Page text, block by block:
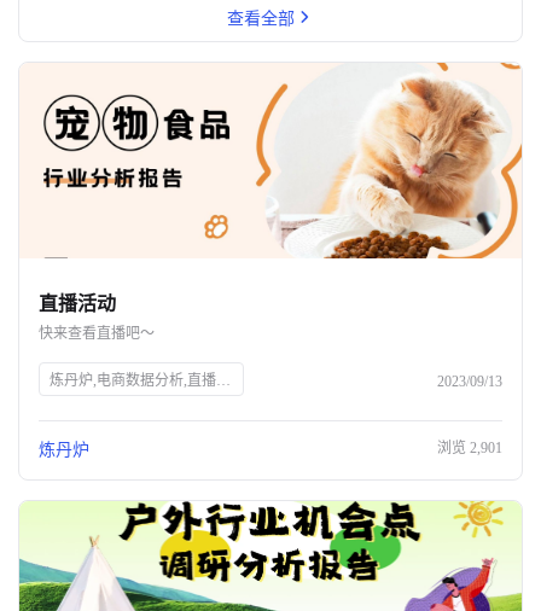
金融市场解决方案
电商解决方案
资源中心
关于我们
公司介绍
商机推荐
查看全部
直播活动
快来查看直播吧～
炼丹炉,电商数据分析,直播行业解读,宠物行业解读,知衣科技,AI大数据,服装AI 2023/09/13
炼丹炉 浏览 2,901